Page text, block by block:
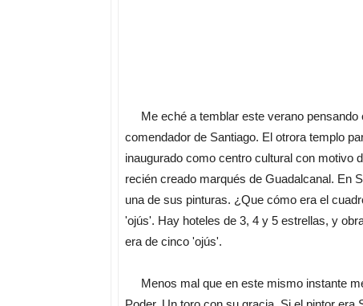
Me eché a temblar este verano pensando
comendador de Santiago. El otrora templo
inaugurado como centro cultural con motivo
recién creado marqués de Guadalcanal. En
una de sus pinturas. ¿Que cómo era el
'ojús'. Hay hoteles de 3, 4 y 5 estrellas, y
era de cinco 'ojús'.
Menos mal que en este mismo instante